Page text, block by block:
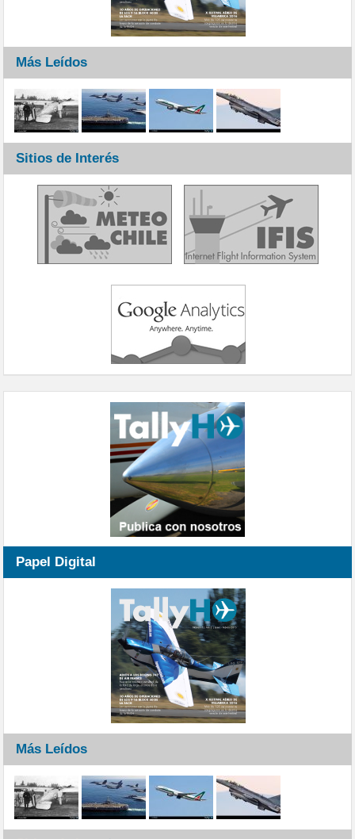
Más Leídos
Sitios de Interés
Papel Digital
Más Leídos